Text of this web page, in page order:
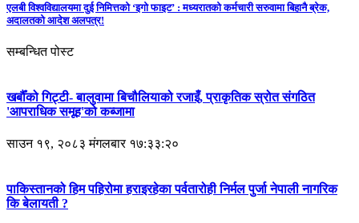
एलबी विश्वविद्यालयमा दुई निमित्तको ‘इगो फाइट’ : मध्यरातको कर्मचारी सरुवामा बिहानै ब्रेक,
अदालतको आदेश अलपत्र!
सम्बन्धित पोस्ट
खर्बौँको गिट्टी- बालुवामा बिचौलियाको रजाइँ, प्राकृतिक स्रोत संगठित
'आपराधिक समूह'को कब्जामा
साउन १९, २०८३ मंगलबार १७:३३:२०
पाकिस्तानको हिम पहिरोमा हराइरहेका पर्वतारोही निर्मल पुर्जा नेपाली नागरिक
कि बेलायती ?